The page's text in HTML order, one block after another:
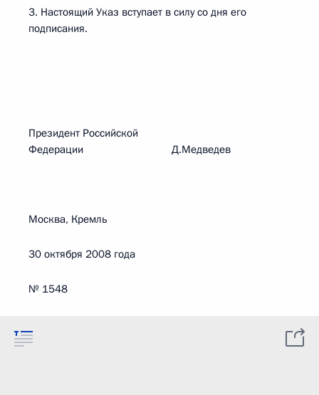
3. Настоящий Указ вступает в силу со дня его
подписания.
Президент Российской
Федерации Д.Медведев
Москва, Кремль
30 октября 2008 года
№ 1548